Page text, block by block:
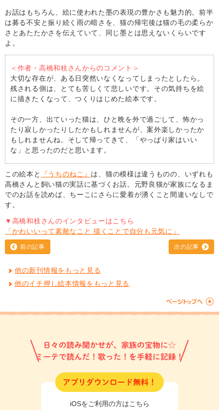
お話はもちろん、絵に使われた墨の表現の豊かさも魅力的。前半
は募る不安と振り続く雨の暗さを、猫の帰宅後は猫の毛の柔らか
さとあたたかさを伝えていて、同じ墨とは思えないくらいです
よ。
＜作者・高橋和枝さんからのコメント＞
大切な存在が、ある日突然いなくなってしまったとしたら。
残される側は、とても苦しくて悲しいです。その気持ちを絵
に描きたくなって、つくりはじめた絵本です。
その一方、出ていった猫は、ひと晩を外で過ごして、怖かっ
たり寂しかったりしたかもしれませんが、案外楽しかったか
もしれませんね。そして帰ってきて、「やっぱり家はいい
な」と思ったのだと思います。
この絵本と 『うちのねこ』 は、猫の模様は違うものの、いずれも
高橋さんと飼い猫の実話に基づくお話。元野良猫が家族になるま
でのお話を読めば、ちーこにさらに愛着が湧くこと間違いなしで
す。
▼高橋和枝さんのインタビューはこちら
「かわいいって素敵なこと 描くことで自分も元気に」
前の記事 次の記事
他の新刊情報をもっと見る
他のイチ押し絵本情報をもっと見る
日々の読み聞かせが、家族の宝物に☆
ミーテで読んだ！歌った！を手軽に記録！
アプリダウンロード無料！
iOSをご利用の方はこちら